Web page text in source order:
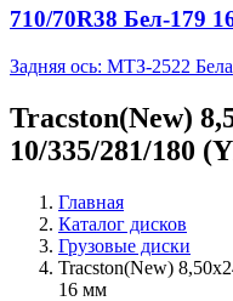
710/70R38 Бел-179
Задняя ось: МТЗ-2522
Tracston(New)
10/335/281/180
Главная
Каталог дисков
Грузовые диски
Tracston(New)
16 мм